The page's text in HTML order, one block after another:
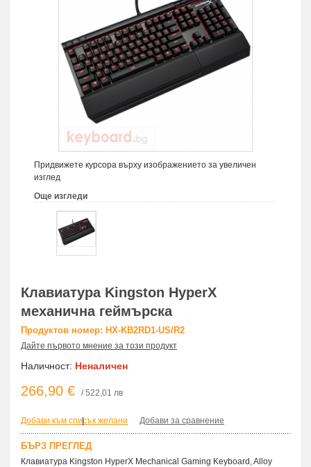
Придвижете курсора върху изображението за увеличен
изглед
Още изгледи
Клавиатура Kingston HyperX
механична геймърска
Продуктов номер: HX-KB2RD1-US/R2
Дайте първото мнение за този продукт
Наличност: Неналичен
266,90 € / 522,01 лв
Добави към списък желани
| Добави за сравнение
БЪРЗ ПРЕГЛЕД
Клавиатура Kingston HyperX Mechanical Gaming Keyboard, Alloy